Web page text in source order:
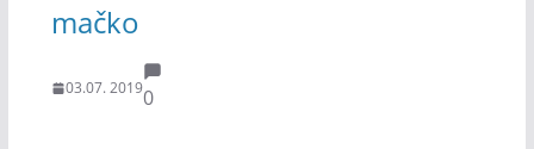
mačko
03.07. 20190